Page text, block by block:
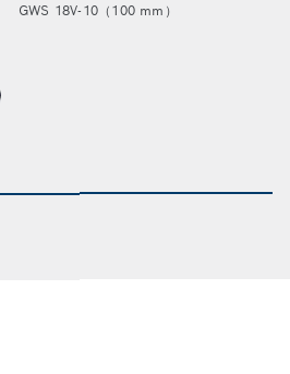
GWS 18V-10（100 mm）